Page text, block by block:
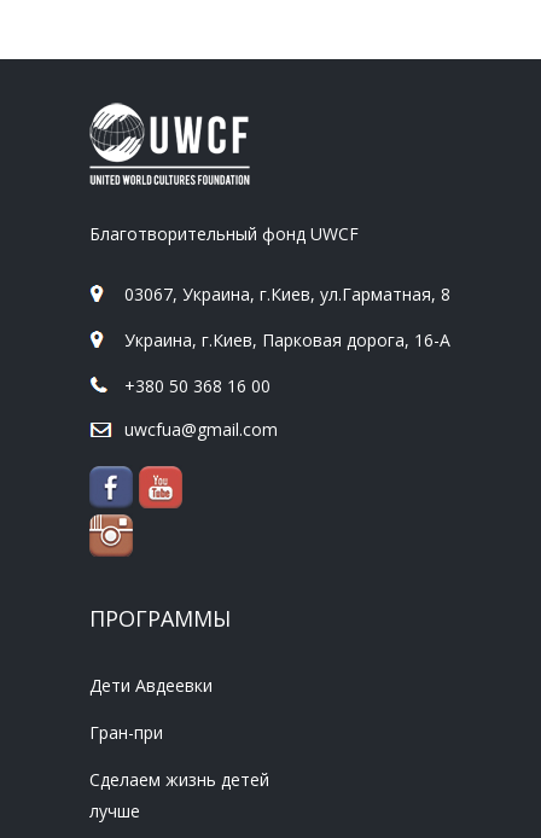
Благотворительный фонд UWCF
03067, Украина, г.Киев, ул.Гарматная, 8
Украина, г.Киев, Парковая дорога, 16-А
+380 50 368 16 00
uwcfua@gmail.com
ПРОГРАММЫ
Дети Авдеевки
Гран-при
Сделаем жизнь детей
лучше